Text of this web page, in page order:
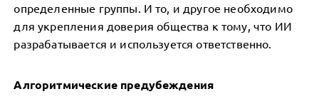
определенные группы. И то, и другое необходимо
для укрепления доверия общества к тому, что ИИ
разрабатывается и используется ответственно.
Алгоритмические предубеждения